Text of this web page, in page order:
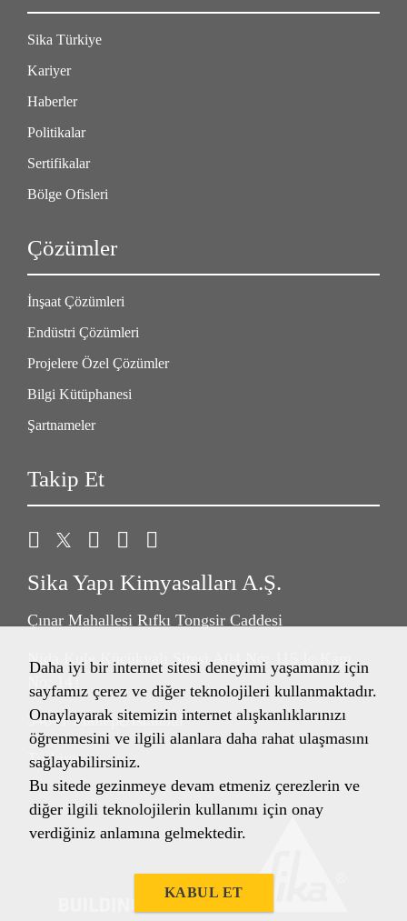
Sika Türkiye
Kariyer
Haberler
Politikalar
Sertifikalar
Bölge Ofisleri
Çözümler
İnşaat Çözümleri
Endüstri Çözümleri
Projelere Özel Çözümler
Bilgi Kütüphanesi
Şartnameler
Takip Et
Sika Yapı Kimyasalları A.Ş.
Çınar Mahallesi Rıfkı Tongsir Caddesi
Nida Kule Küçükyalı Sitesi A04 No: 115 İç Kapı
No: 141
34841 Maltepe/İstanbul
Türkiye
Daha iyi bir internet sitesi deneyimi yaşamanız için
sayfamız çerez ve diğer teknolojileri kullanmaktadır.
Onaylayarak sitemizin internet alışkanlıklarınızı
öğrenmesini ve ilgili alanlara daha rahat ulaşmasını
sağlayabilirsiniz.
Bu sitede gezinmeye devam etmeniz çerezlerin ve
diğer ilgili teknolojilerin kullanımı için onay
verdiğiniz anlamına gelmektedir.
KABUL ET